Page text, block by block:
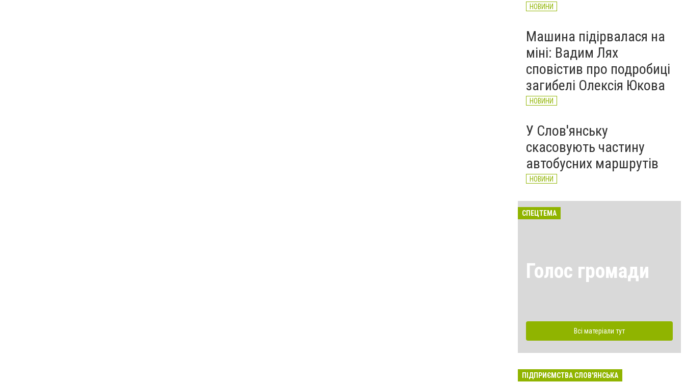
НОВИНИ
Машина підірвалася на
міні: Вадим Лях
сповістив про подробиці
загибелі Олексія Юкова
НОВИНИ
У Слов'янську
скасовують частину
автобусних маршрутів
НОВИНИ
СПЕЦТЕМА
Голос громади
Всі матеріали тут
ПІДПРИЄМСТВА СЛОВ'ЯНСЬКА